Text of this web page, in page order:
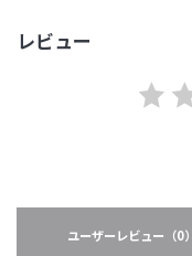
レビュー
ユーザーレビュー （0）